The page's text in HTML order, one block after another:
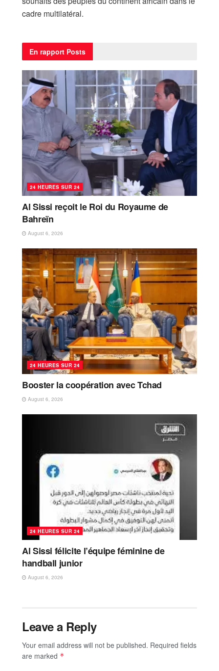
cadre multilatéral.
En rapport Posts
24 HEURES SUR 24
Al Sissi reçoit le Roi du Royaume de
Bahreïn
August 6, 2026
24 HEURES SUR 24
Booster la coopération avec Tchad
August 6, 2026
24 HEURES SUR 24
Al Sissi félicite l’équipe féminine de
handball junior
August 6, 2026
Leave a Reply
Your email address will not be published. Required fields
are marked *